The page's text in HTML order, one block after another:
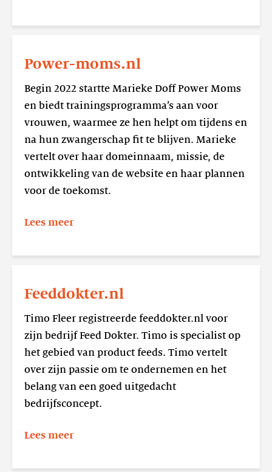
Power-moms.nl
Begin 2022 startte Marieke Doff Power Moms
en biedt trainingsprogramma’s aan voor
vrouwen, waarmee ze hen helpt om tijdens en
na hun zwangerschap fit te blijven. Marieke
vertelt over haar domeinnaam, missie, de
ontwikkeling van de website en haar plannen
voor de toekomst.
Lees meer
meer
moms.nl
Feeddokter.nl
Timo Fleer registreerde feeddokter.nl voor
zijn bedrijf Feed Dokter. Timo is specialist op
het gebied van product feeds. Timo vertelt
over zijn passie om te ondernemen en het
belang van een goed uitgedacht
bedrijfsconcept.
Lees meer
meer